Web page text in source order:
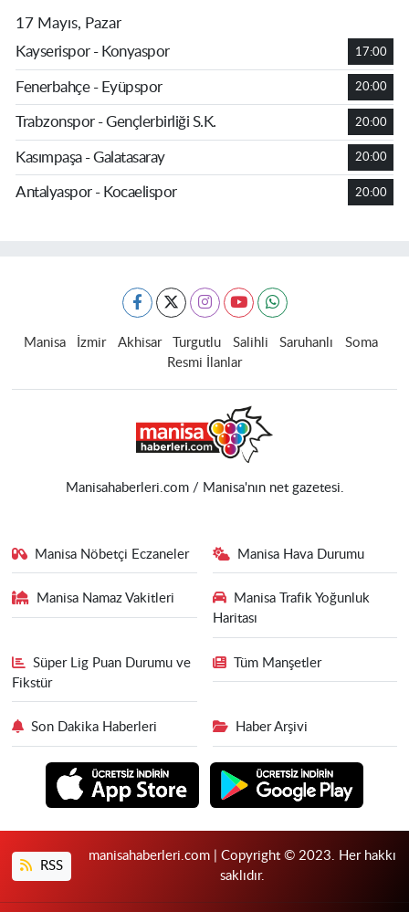
17 Mayıs, Pazar
Kayserispor - Konyaspor
17:00
Fenerbahçe - Eyüpspor 20:00
Trabzonspor - Gençlerbirliği S.K. 20:00
Kasımpaşa - Galatasaray 20:00
Antalyaspor - Kocaelispor 20:00
Manisa İzmir Akhisar Turgutlu Salihli Saruhanlı
Soma
Resmi İlanlar
Manisahaberleri.com / Manisa'nın net gazetesi.
Manisa Nöbetçi Eczaneler Manisa Hava Durumu
Manisa Namaz Vakitleri
Manisa Trafik Yoğunluk
Haritası
Süper Lig Puan Durumu ve
Fikstür
Tüm Manşetler
Son Dakika Haberleri Haber Arşivi
RSS
manisahaberleri.com | Copyright © 2023. Her hakkı
saklıdır.